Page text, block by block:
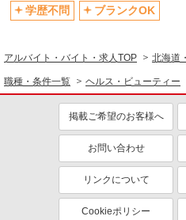
学歴不問
ブランクOK
アルバイト・バイト・求人TOP 北海道
職種・条件一覧 ヘルス・ビューティー
掲載ご希望のお客様へ
お問い合わせ
リンクについて
Cookieポリシー